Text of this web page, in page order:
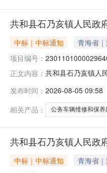
共和县石乃亥镇人民政
中标｜中标通知 青海省
项目编号：
正文内容： 共和县石乃亥镇人
称:青海省海南藏族
发布时间： 2026-08-05 09:58
相关产品：
公务车辆维修和保养
共和县石乃亥镇人民政
中标｜中标通知 青海省